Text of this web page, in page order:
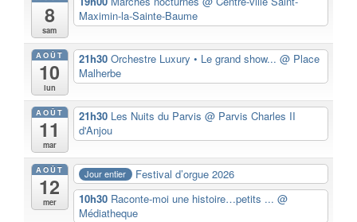
8
sam
Maximin-la-Sainte-Baume
AOÛT
10
lun
21h30 Orchestre Luxury • Le grand show... @ Place
Malherbe
AOÛT
11
mar
21h30 Les Nuits du Parvis @ Parvis Charles II
d'Anjou
AOÛT
12
mer
Jour entier
Festival d’orgue 2026
10h30 Raconte-moi une histoire…petits ... @
Médiatheque